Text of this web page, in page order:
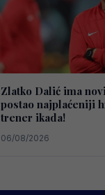
Zlatko Dalić ima
postao najplaćeniji
trener ikada!
06/08/2026